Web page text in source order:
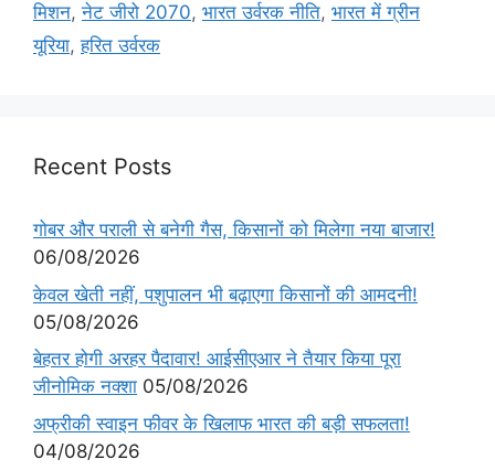
मिशन,नेट जीरो 2070, भारत उर्वरक नीति, भारत में ग्रीन
यूरिया,हरित उर्वरक
Recent Posts
गोबर और पराली से बनेगी गैस, किसानों को मिलेगा नया बाजार!
06/08/2026
केवल खेती नहीं, पशुपालन भी बढ़ाएगा किसानों की आमदनी!
05/08/2026
बेहतर होगी अरहर पैदावार! आईसीएआर ने तैयार किया पूरा
जीनोमिक नक्शा 05/08/2026
अफ्रीकी स्वाइन फीवर के खिलाफ भारत की बड़ी सफलता!
04/08/2026